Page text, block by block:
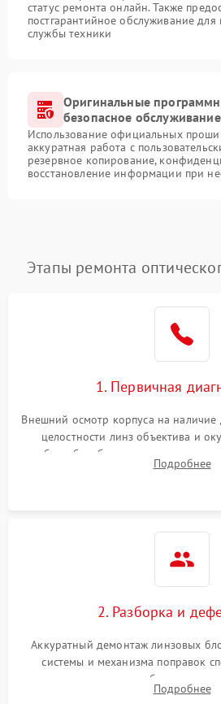
статус ремонта онлайн. Также
постгарантийное обслуживание
службы техники
Оригинальные
безопасное
Использование официальных
аккуратная работа с
резервное копирование,
восстановление информации при
Этапы ремонта
1. Первичная
Внешний осмотр корпуса на
целостности линз объектива и
работы барабанчиков ввода
параллакса и зума. Выявление
Подробнее
2. Разборка и
Аккуратный демонтаж линзовых
системы и механизма поправок
внутренних резьбовых
уплотнительных колец. Поиск
Подробнее